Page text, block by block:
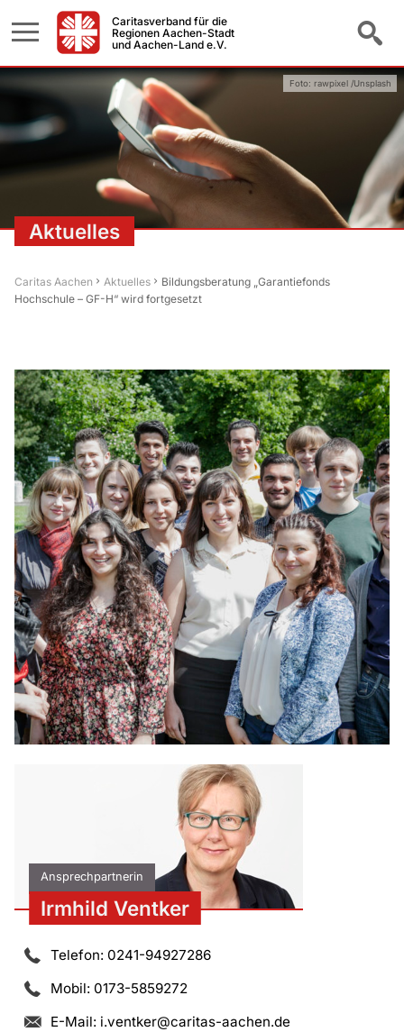
Caritasverband für die
Regionen Aachen-Stadt
und Aachen-Land e.V.
Aktuelles
Foto: rawpixel /Unsplash
Caritas Aachen Aktuelles
Bildungsberatung „Garantiefonds
Hochschule – GF-H“ wird fortgesetzt
Ansprechpartnerin
Irmhild Ventker
Telefon: 0241-94927286
Mobil: 0173-5859272
E-Mail: i.ventker@caritas-aachen.de